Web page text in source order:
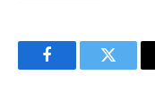
FacebookTwitter